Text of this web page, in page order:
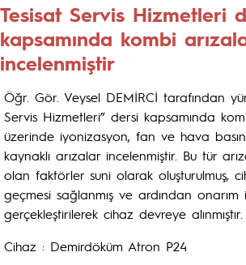
Tesisat Servis Hizmetleri
kapsamında kombi
incelenmiştir
Öğr. Gör. Veysel DEMİRCİ tarafından
Servis Hizmetleri” dersi kapsamında
üzerinde iyonizasyon, fan ve hava
kaynaklı arızalar incelenmiştir. Bu tür
olan faktörler suni olarak oluşturulmuş,
geçmesi sağlanmış ve ardından onarım
gerçekleştirilerek cihaz devreye alınmıştır.
Cihaz : Demirdöküm Atron P24